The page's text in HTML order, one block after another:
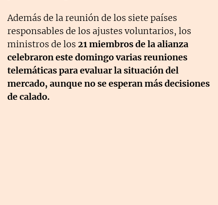
Además de la reunión de los siete países
responsables de los ajustes voluntarios, los
ministros de los 21 miembros de la alianza
celebraron este domingo varias reuniones
telemáticas para evaluar la situación del
mercado, aunque no se esperan más decisiones
de calado.